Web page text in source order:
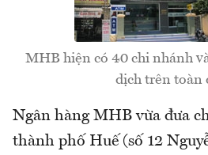
MHB hiện có 40 chi nhánh
dịch trên toàn
Ngân hàng MHB vừa đưa
thành phố Huế (số 12